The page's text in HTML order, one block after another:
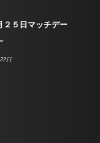
５日マッチデー
日